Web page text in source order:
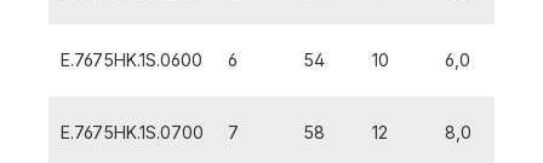
E.7675HK.1S.0600 6 54 10 6,0
E.7675HK.1S.0700 7 58 12 8,0